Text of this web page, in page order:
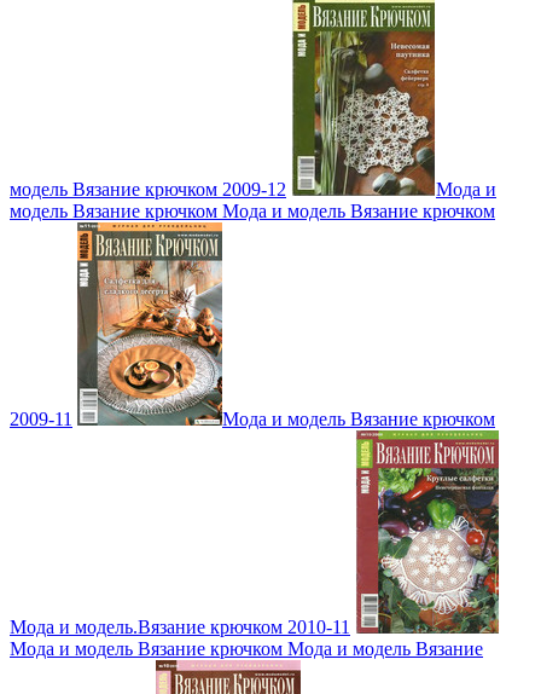
модель Вязание крючком 2009-12
Мода и
модель Вязание крючком Мода и модель Вязание крючком
2009-11 Мода и модель Вязание крючком
Мода и модель.Вязание крючком 2010-11
Мода и модель Вязание крючком Мода и модель Вязание